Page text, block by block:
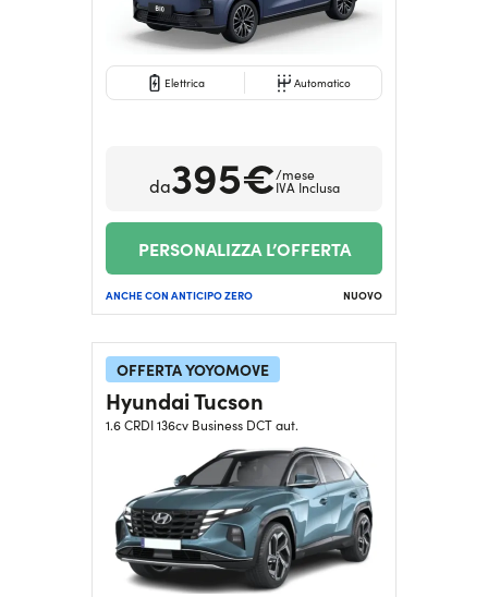
Elettrica Automatico
da395€/mese
IVA Inclusa
PERSONALIZZA L’OFFERTA
ANCHE CON ANTICIPO ZERO NUOVO
OFFERTA YOYOMOVE
Hyundai Tucson
1.6 CRDI 136cv Business DCT aut.